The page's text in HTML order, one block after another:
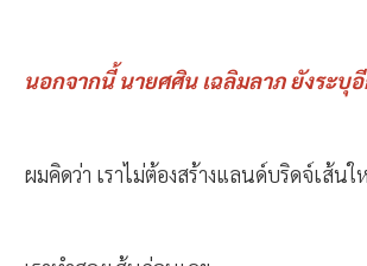
นอกจากนี้ นายศศิน เฉลิมลาภ ยังระบุ
ผมคิดว่า เราไม่ต้องสร้างแลนด์บริดจ์เส้นใ